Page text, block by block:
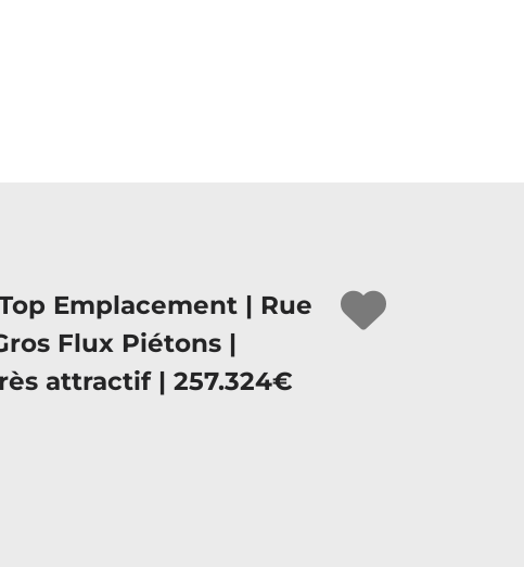
Emplacement | Rue
Flux Piétons |
attractif | 257.324€